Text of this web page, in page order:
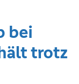
bei
trotz